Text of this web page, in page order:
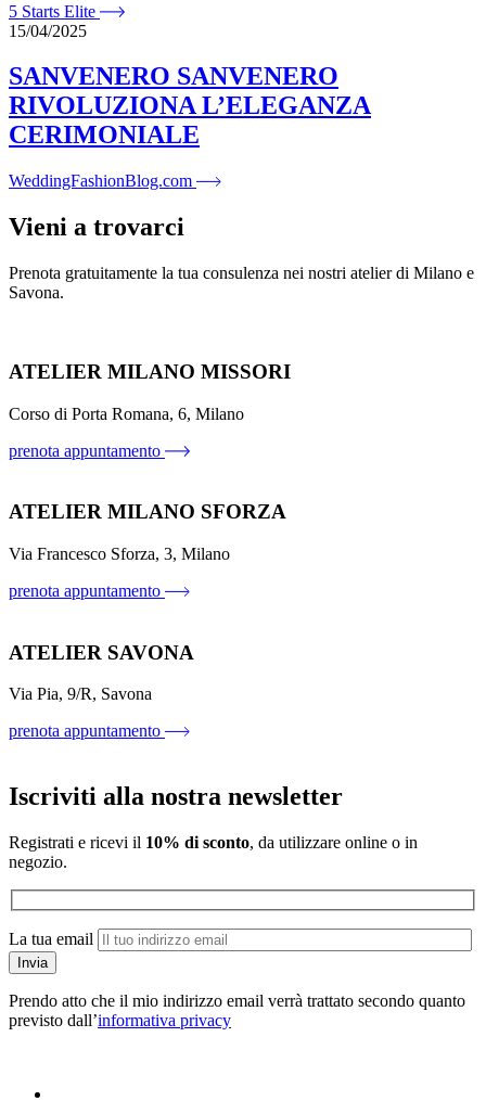
5 Starts Elite
15/04/2025
SANVENERO SANVENERO
RIVOLUZIONA L’ELEGANZA
CERIMONIALE
WeddingFashionBlog.com
Vieni a trovarci
Prenota gratuitamente la tua consulenza nei nostri atelier di Milano e
Savona.
ATELIER MILANO MISSORI
Corso di Porta Romana, 6, Milano
prenota appuntamento
ATELIER MILANO SFORZA
Via Francesco Sforza, 3, Milano
prenota appuntamento
ATELIER SAVONA
Via Pia, 9/R, Savona
prenota appuntamento
Iscriviti alla nostra newsletter
Registrati e ricevi il 10% di sconto, da utilizzare online o in
negozio.
La tua email
Prendo atto che il mio indirizzo email verrà trattato secondo quanto
previsto dall’informativa privacy